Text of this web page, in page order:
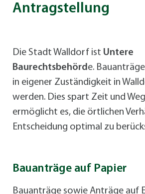
Antragstellung
Die Stadt Walldorf ist Untere
Baurechtsbehörde.
in eigener Zuständigkeit in
werden. Dies spart Zeit und
ermöglicht es, die örtlichen
Entscheidung optimal zu
Bauanträge auf Papier
Bauanträge sowie Anträge auf